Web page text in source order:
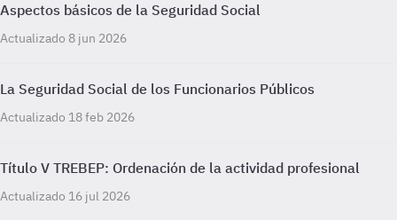
Aspectos básicos de la Seguridad Social
Actualizado 8 jun 2026
La Seguridad Social de los Funcionarios Públicos
Actualizado 18 feb 2026
Título V TREBEP: Ordenación de la actividad profesional
Actualizado 16 jul 2026